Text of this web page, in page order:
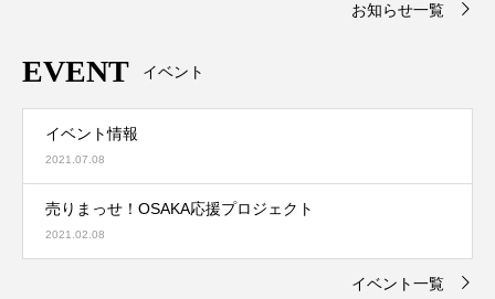
お知らせ一覧
EVENT イベント
イベント情報
2021.07.08
売りまっせ！OSAKA応援プロジェクト
2021.02.08
イベント一覧